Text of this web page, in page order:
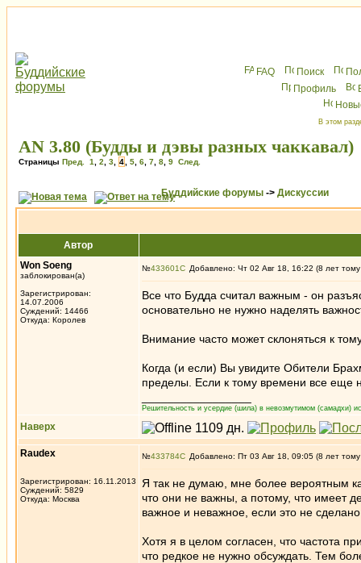
FAQ Поиск
Профиль
В этом
AN 3.80 (Будды и дэвы разных чаккавал)
Страницы Пред. 1 2 3 4 5 6 7 8 9 След.
Буддийские форумы -> Дискуссии
Автор
Won Soeng
заблокирован(а)
Зарегистрирован:
14.07.2006
Суждений: 14466
Откуда: Королев
№433601 Добавлено: Чт 02 Авг 18, 16:22 (8 лет
Все что Будда считал важным - он
основательно не нужно наделять
Внимание часто может склоняться к
Когда (и если) Вы увидите Обители
пределы. Если к тому времени все еще
Решительность и усердие (шила) в невозмутимом (самадхи)
Наверх
Raudex
Зарегистрирован: 16.11.2013
Суждений: 5829
Откуда: Москва
№433784 Добавлено: Пт 03 Авг 18, 09:05 (8 лет
Я так не думаю, мне более вероятным
что они не важны, а потому, что имеет
важное и неважное, если это не
Хотя я в целом согласен, что частота
что редкое не нужно обсуждать. Тем